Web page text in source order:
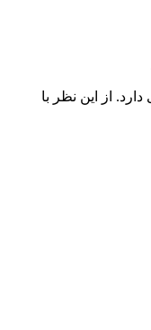
از این نظر با